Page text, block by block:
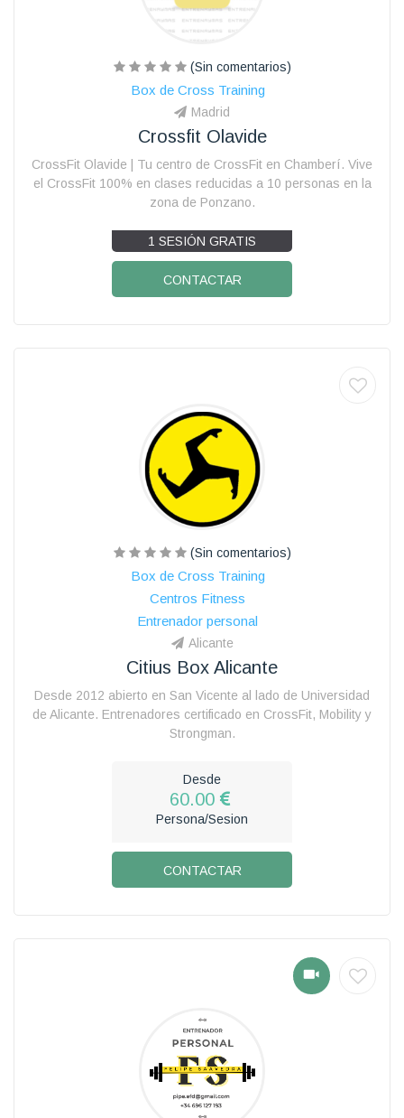
(Sin comentarios)
Box de Cross Training
Madrid
Crossfit Olavide
CrossFit Olavide | Tu centro de CrossFit en Chamberí. Vive
el CrossFit 100% en clases reducidas a 10 personas en la
zona de Ponzano.
1 SESIÓN GRATIS
CONTACTAR
(Sin comentarios)
Box de Cross Training
Centros Fitness
Entrenador personal
Alicante
Citius Box Alicante
Desde 2012 abierto en San Vicente al lado de Universidad
de Alicante. Entrenadores certificado en CrossFit, Mobility y
Strongman.
Desde
60.00
Persona/Sesion
CONTACTAR